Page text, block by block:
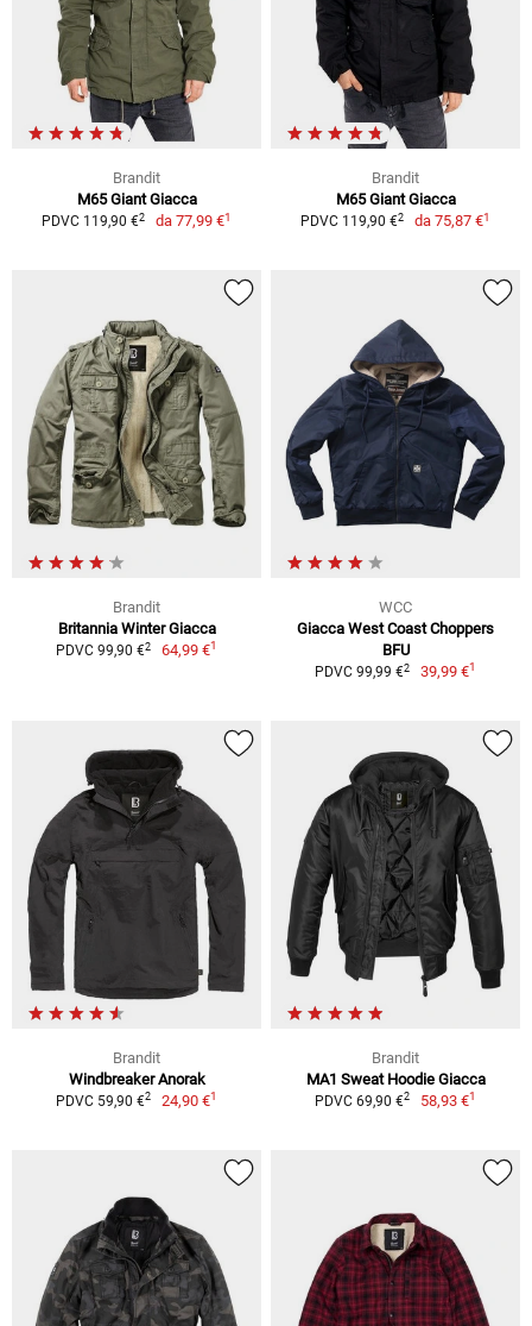
Brandit
M65 Giant Giacca
PDVC 119,90 €2 da77,99 €1
Brandit
M65 Giant Giacca
PDVC 119,90 €2 da75,87 €1
Brandit
Britannia Winter Giacca
PDVC 99,90 €2 64,99 €1
WCC
Giacca West Coast Choppers
BFU
PDVC 99,99 €2 39,99 €1
Brandit
Windbreaker Anorak
PDVC 59,90 €2 24,90 €1
Brandit
MA1 Sweat Hoodie Giacca
PDVC 69,90 €2 58,93 €1